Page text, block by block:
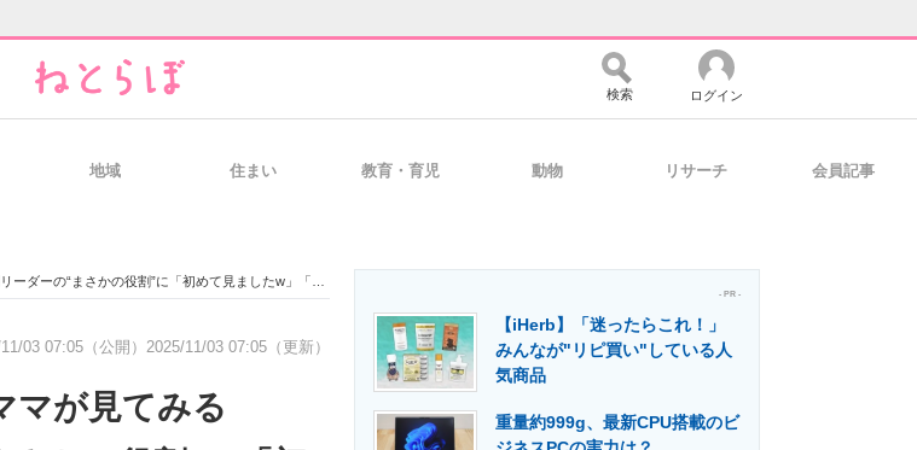
経営リーダーのコミュニティ マーケ×ITの今がよく分かる
IT製品の技術・比較・事例 製造業のIT導入・活用を支援
検索 ログイン
地域 住まい 教育・育児 動物 リサーチ 会員記事
の役割”に「初めて見ましたw」「立候補したくなってしまう」
03 07:05（公開） 2025/11/03 07:05（更新）
マが見てみる
- PR -
【iHerb】「迷ったらこれ！」
みんなが"リピ買い"している人
気商品
重量約999g、最新CPU搭載のビ